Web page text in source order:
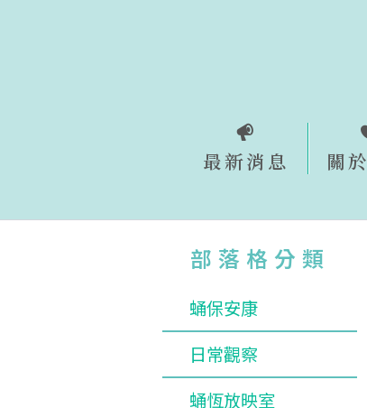
最新消息 關
部落格分類
蛹保安康
日常觀察
蛹恆放映室